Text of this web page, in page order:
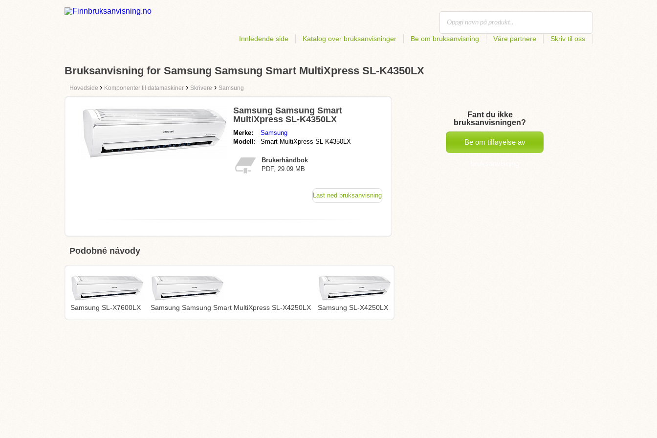
Innledende side Katalog over bruksanvisninger Be om bruksanvisning Våre partnere Skriv til oss
Bruksanvisning for Samsung Samsung Smart MultiXpress SL-K4350LX
Hovedside › Komponenter til datamaskiner › Skrivere › Samsung
Samsung Samsung Smart
MultiXpress SL-K4350LX
Merke:
Samsung
Modell:
Smart MultiXpress SL-K4350LX
Brukerhåndbok
PDF, 29.09 MB
Last ned bruksanvisning
Podobné návody
Samsung SL-X7600LX Samsung Samsung Smart MultiXpress SL-X4250LX Samsung SL-X4250LX
Fant du ikke
bruksanvisningen?
Be om tilføyelse av